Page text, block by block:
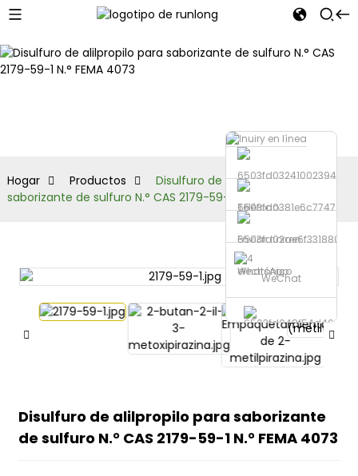
Teléfono
Enviar correo
electrónico
WhatsApp
WeChat
Hogar Productos
Disulfuro de alilpropilo para
saborizante de sulfuro N.° CAS 2179-59-1 N.° FEMA 4073
Disulfuro de alilpropilo para saborizante
de sulfuro N.° CAS 2179-59-1 N.° FEMA 4073